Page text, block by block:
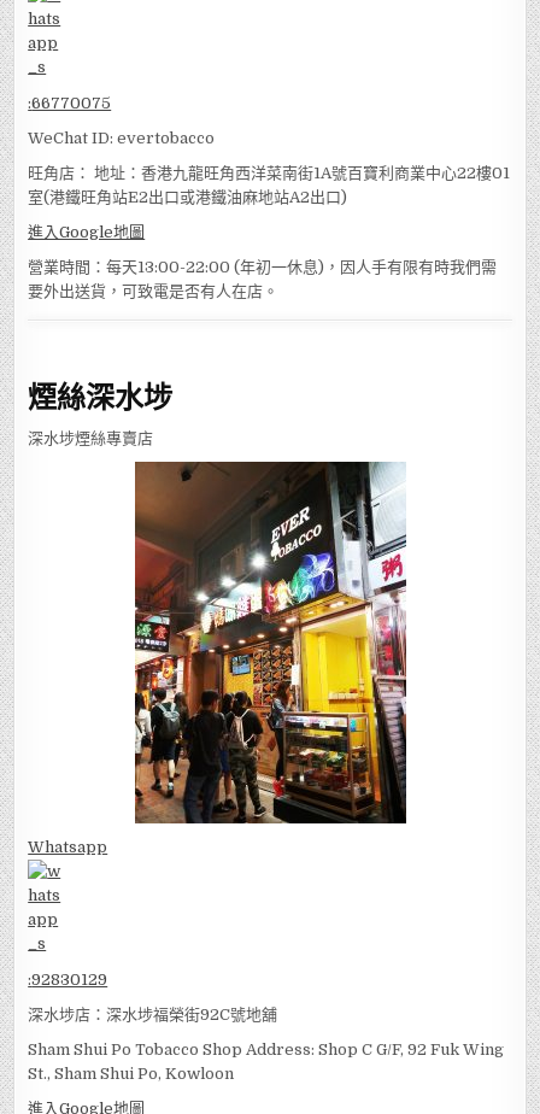
:66770075
WeChat ID: evertobacco
旺角店： 地址：香港九龍旺角西洋菜南街1A號百寶利商業中心22樓01
室(港鐵旺角站E2出口或港鐵油麻地站A2出口)
進入Google地圖
營業時間：每天13:00-22:00 (年初一休息)，因人手有限有時我們需
要外出送貨，可致電是否有人在店。
煙絲深水埗
深水埗煙絲專賣店
Whatsapp
:92830129
深水埗店：深水埗福榮街92C號地舖
Sham Shui Po Tobacco Shop Address: Shop C G/F, 92 Fuk Wing
St., Sham Shui Po, Kowloon
進入Google地圖